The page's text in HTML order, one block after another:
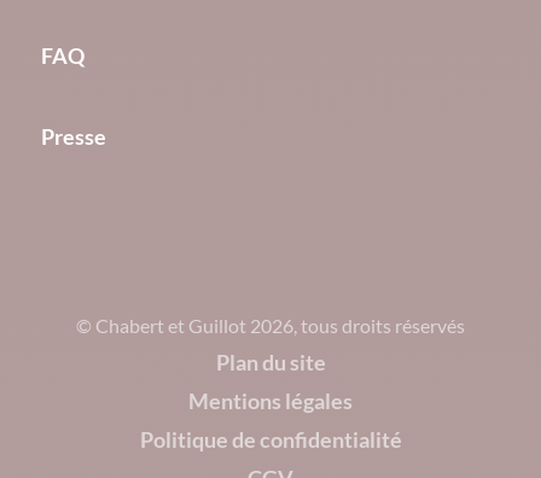
FAQ
Presse
© Chabert et Guillot 2026, tous droits réservés
Plan du site
Mentions légales
Politique de confidentialité